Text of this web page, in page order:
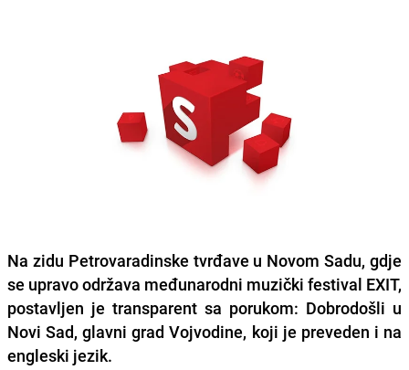
Na zidu Petrovaradinske tvrđave u Novom Sadu, gdje
se upravo održava međunarodni muzički festival EXIT,
postavljen je transparent sa porukom: Dobrodošli u
Novi Sad, glavni grad Vojvodine, koji je preveden i na
engleski jezik.